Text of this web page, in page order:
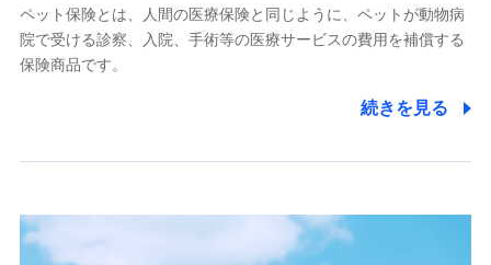
■少額短期保険
株式会社アシロ少額短期保険
(https://kailash.co.jp/)
スマートプラス少額短期保険株式会社
（https://www.smartplus-insurance.com/）
ペット保険とは、人間の医療保険と同じように、ペットが動物病
院で受ける診察、入院、手術等の医療サービスの費用を補償する
保険商品です。
続きを見る